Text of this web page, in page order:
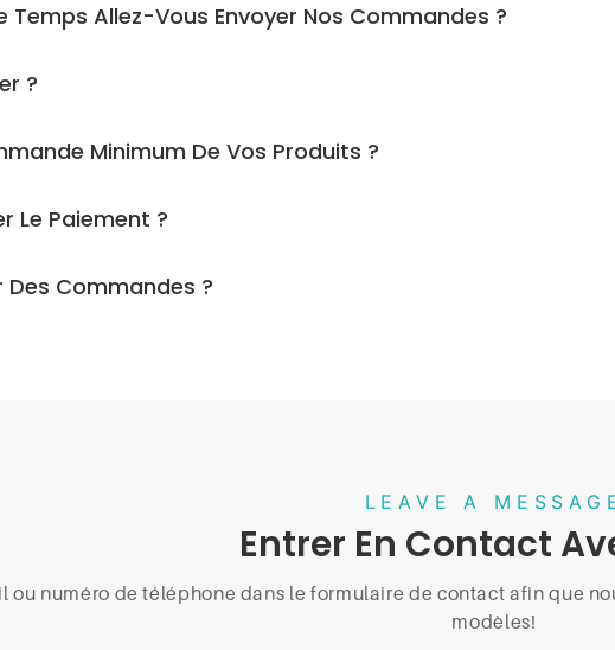
Temps Allez-Vous Envoyer Nos Commandes ?
?
Minimum De Vos Produits ?
Le Paiement ?
Commandes ?
LEAVE A
Entrer En Contact
ou numéro de téléphone dans le formulaire de contact afin que
modèles!